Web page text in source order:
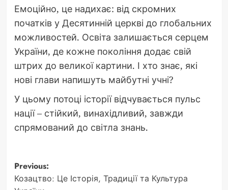
Емоційно, це надихає: від скромних
початків у Десятинній церкві до глобальних
можливостей. Освіта залишається серцем
України, де кожне покоління додає свій
штрих до великої картини. І хто знає, які
нові глави напишуть майбутні учні?
У цьому потоці історії відчувається пульс
нації – стійкий, винахідливий, завжди
спрямований до світла знань.
Post
Previous:
Козацтво: Це Історія, Традиції та Культура